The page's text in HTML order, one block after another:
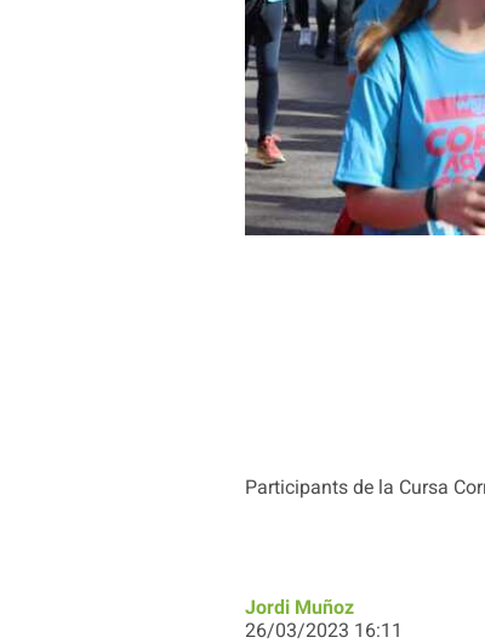
Participants de la Cursa
Jordi Muñoz
26/03/2023 16:11